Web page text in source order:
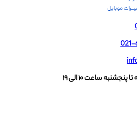
021-
ساعت ۱۰ الی ۱۹